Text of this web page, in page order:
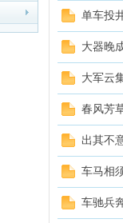
单车投
大器晚
大军云
春风芳
出其不
车马相
车驰兵